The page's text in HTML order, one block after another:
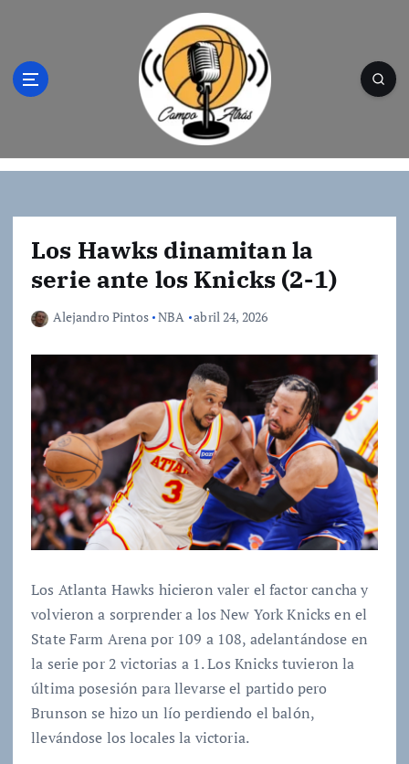
l
Campo Atrás - Tu web de baloncesto donde
mundo de la canasta. Crónicas, noticias,
artículos y fotos del mejor baloncesto
Los Hawks dinamitan la
serie ante los Knicks (2-1)
Alejandro Pintos NBA abril 24, 2026
Los Atlanta Hawks hicieron valer el factor cancha y
volvieron a sorprender a los New York Knicks en el
State Farm Arena por 109 a 108, adelantándose en
la serie por 2 victorias a 1. Los Knicks tuvieron la
última posesión para llevarse el partido pero
Brunson se hizo un lío perdiendo el balón,
llevándose los locales la victoria.